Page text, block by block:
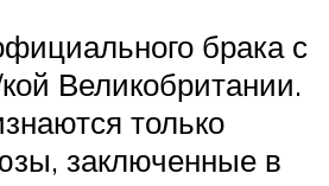
брака с
Великобритании.
только
заключенные в